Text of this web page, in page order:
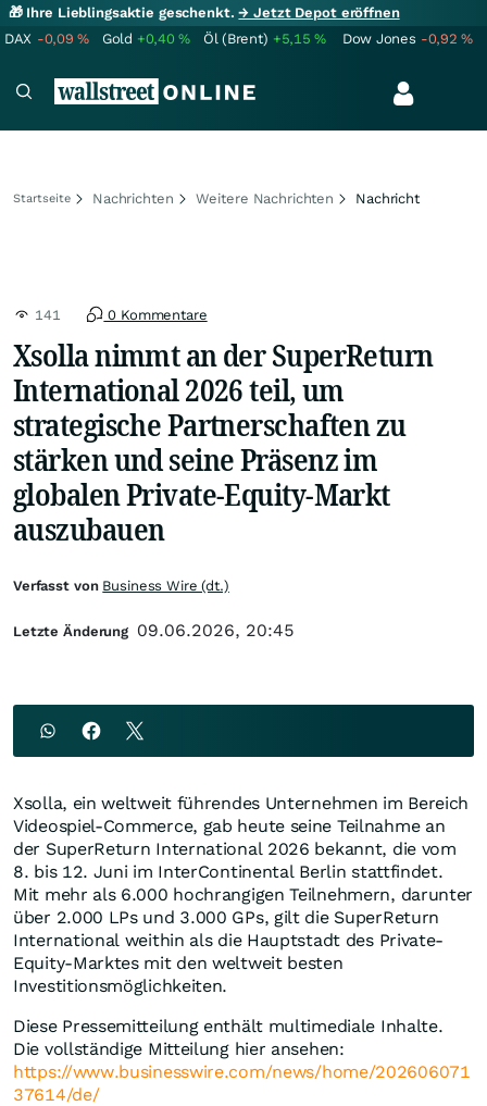
🎁 Ihre Lieblingsaktie geschenkt.→ Jetzt Depot eröffnen
DAX -0,09% Gold +0,40% Öl (Brent) +5,15% Dow Jones -0,92%
Startseite Nachrichten Weitere Nachrichten Nachricht
141 0 Kommentare
Xsolla nimmt an der SuperReturn
International 2026 teil, um
strategische Partnerschaften zu
stärken und seine Präsenz im
globalen Private-Equity-Markt
auszubauen
Xsolla, ein weltweit führendes Unternehmen im Bereich
Videospiel-Commerce, gab heute seine Teilnahme an
der SuperReturn International 2026 bekannt, die vom
8. bis 12. Juni im InterContinental Berlin stattfindet.
Mit mehr als 6.000 hochrangigen Teilnehmern, darunter
über 2.000 LPs und 3.000 GPs, gilt die SuperReturn
International weithin als die Hauptstadt des Private-
Equity-Marktes mit den weltweit besten
Investitionsmöglichkeiten.
Diese Pressemitteilung enthält multimediale Inhalte.
Die vollständige Mitteilung hier ansehen:
https://www.businesswire.com/news/home/202606071
37614/de/
Verfasst von Business Wire (dt.)
Letzte Änderung 09.06.2026, 20:45